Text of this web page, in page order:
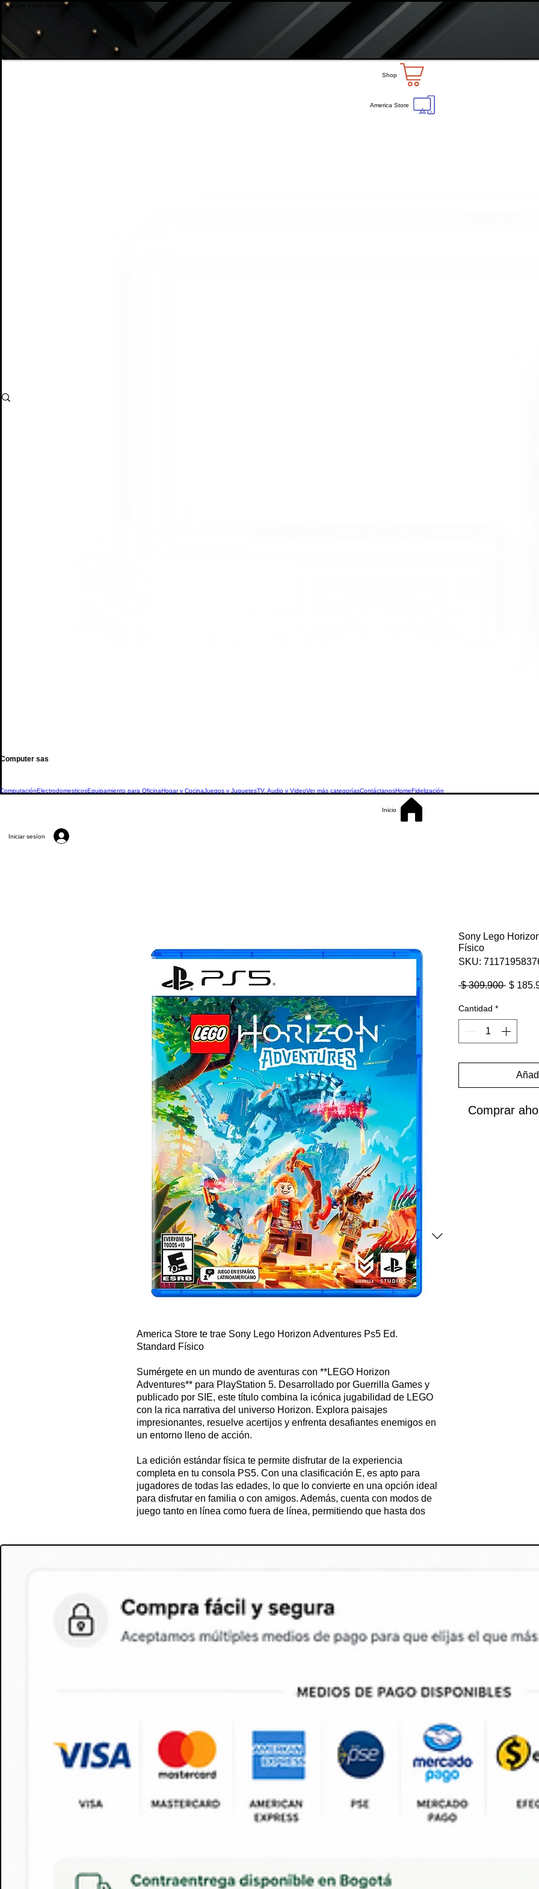
Shop
America Store
Computer sas
ComputaciónElectrodomesticosEquipamiento para OficinaHogar y CocinaJuegos y JuguetesTV, Audio y VideoVer más categoríasContáctanosHomeFidelización
Inicio
Iniciar sesíon
America Store te trae Sony Lego Horizon Adventures Ps5 Ed.
Standard Físico
Sumérgete en un mundo de aventuras con **LEGO Horizon
Adventures** para PlayStation 5. Desarrollado por Guerrilla Games y
publicado por SIE, este título combina la icónica jugabilidad de LEGO
con la rica narrativa del universo Horizon. Explora paisajes
impresionantes, resuelve acertijos y enfrenta desafiantes enemigos en
un entorno lleno de acción.
La edición estándar física te permite disfrutar de la experiencia
completa en tu consola PS5. Con una clasificación E, es apto para
jugadores de todas las edades, lo que lo convierte en una opción ideal
para disfrutar en familia o con amigos. Además, cuenta con modos de
juego tanto en línea como fuera de línea, permitiendo que hasta dos
Los diálogos y la narrativa están disponibles en español, lo que facilita
esta emocionante aventura en un mundo donde la creatividad y la
acción se encuentran.
Sony Lego
Físico
SKU:
$ 309.900 Precio
$
Cantidad *
Comprar